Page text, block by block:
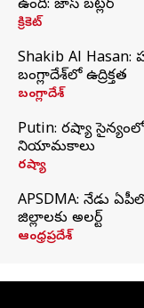
ఉంది: జాస్ బట్లర్
క్రికెట్
Shakib Al
బంగ్లాదేశ్‌లో ఉద్రిక్తత
బంగ్లాదేశ్
Putin: రష్యా
నియామకాలు
రష్యా
APSDMA: నేడు
జిల్లాలకు అలర్ట్
ఆంధ్రప్రదేశ్